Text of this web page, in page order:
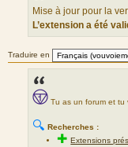
Mise à jour pour la
L’extension a été
Traduire en
Tu as un forum et tu
🔍 Recherches :
✚Extensions